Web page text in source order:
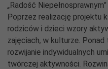
„Radość
Poprzez realizację projektu
rodziców i dzieci wzory
zajęciach, w kulturze. Ponad
rozwijanie indywidualnych
twórczej aktywności.